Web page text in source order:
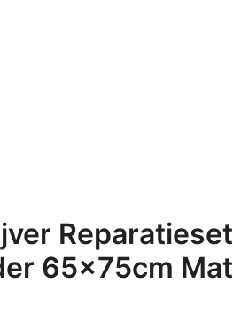
Reparatieset
65x75cm Mat